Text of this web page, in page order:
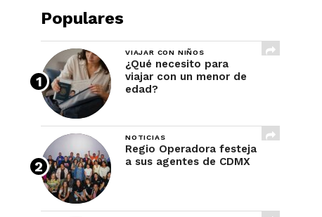
Populares
VIAJAR CON NIÑOS
¿Qué necesito para
viajar con un menor de
edad?
NOTICIAS
Regio Operadora festeja
a sus agentes de CDMX